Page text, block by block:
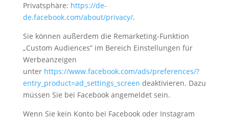
Privatsphäre: https://de-
de.facebook.com/about/privacy/.
Sie können außerdem die Remarketing-Funktion
„Custom Audiences” im Bereich Einstellungen für
Werbeanzeigen
unter https://www.facebook.com/ads/preferences/?
entry_product=ad_settings_screen deaktivieren. Dazu
müssen Sie bei Facebook angemeldet sein.
Wenn Sie kein Konto bei Facebook oder Instagram